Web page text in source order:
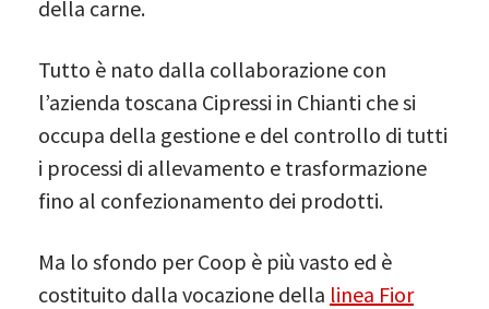
della carne.
Tutto è nato dalla collaborazione con
l’azienda toscana Cipressi in Chianti che si
occupa della gestione e del controllo di tutti
i processi di allevamento e trasformazione
fino al confezionamento dei prodotti.
Ma lo sfondo per Coop è più vasto ed è
costituito dalla vocazione della linea Fior